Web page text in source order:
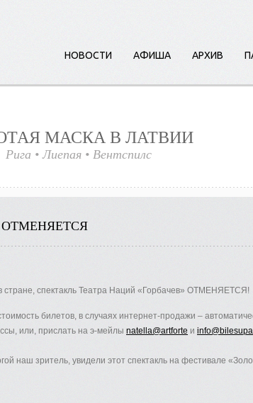
НОВОСТИ АФИША АРХИВ
МАСКА В ЛАТВИИ
Рига • Лиепая • Вентспилс
ОТМЕНЯЕТСЯ
стране, спектакль Театра Наций «Горбачев» ОТМЕНЯЕТСЯ!
билетов, в случаях интернет-продажи –
или, прислать на э-мейлы natella@artforte и
наш зритель, увидели этот спектакль на фестивале